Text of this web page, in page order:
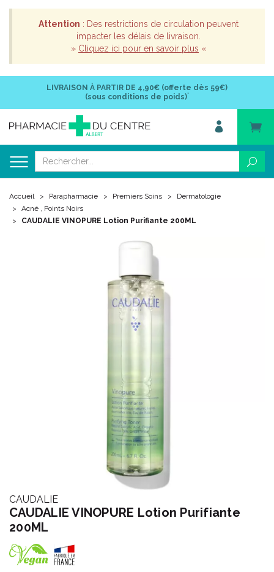
Attention : Des restrictions de circulation peuvent
impacter les délais de livraison.
» Cliquez ici pour en savoir plus «
LIVRAISON À PARTIR DE 4,90€ (offerte dès 59€)
(sous conditions de poids)*
Accueil Parapharmacie Premiers Soins
Dermatologie
Acné , Points Noirs
CAUDALIE VINOPURE Lotion Purifiante 200ML
CAUDALIE
CAUDALIE VINOPURE Lotion Purifiante
200ML